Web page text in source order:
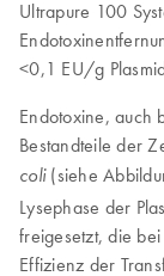
Ultrapure 100
<0,1 EU/g
Endotoxine, auch
Bestandteile der
coli(siehe
Lysephase der
freigesetzt, die
Effizienz der